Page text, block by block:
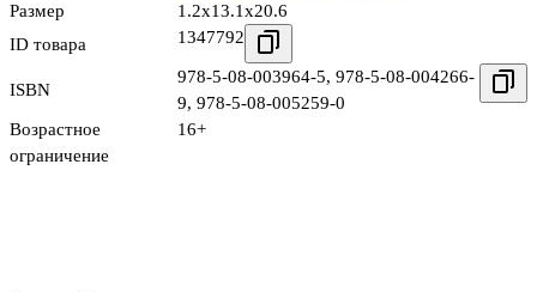
Размер
1.2x13.1x20.6
ID товара
1347792
ISBN
978-5-08-003964-5, 978-5-08-004266-
9, 978-5-08-005259-0
Возрастное
ограничение
16+